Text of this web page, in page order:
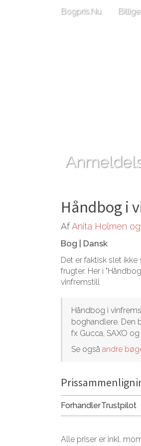
Bogpris.Nu
Håndbog i
AfAnita Holmen
Bog Dansk
Det er faktisk slet
frugter. Her i
vinfremstill
Håndbog i
boghandlere. Den
fx Gucca, SAXO
Se også andre
ForhandlerTrustpilot
Alle priser er inkl.